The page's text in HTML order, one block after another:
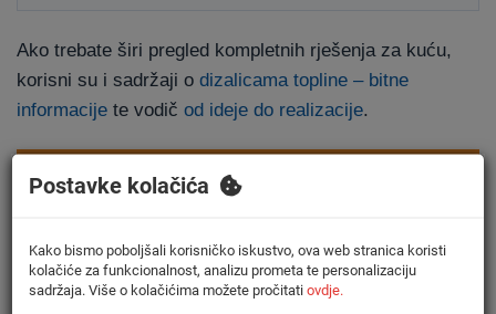
Ako trebate širi pregled kompletnih rješenja za kuću,
korisni su i sadržaji o dizalicama topline – bitne
informacije te vodič od ideje do realizacije.
Pošaljite upit za preporuku volumena
Povratak na sadržaj ↑
Postavke kolačića
Kako bismo poboljšali korisničko iskustvo, ova web stranica koristi
kolačiće za funkcionalnost, analizu prometa te personalizaciju
sadržaja. Više o kolačićima možete pročitati ovdje.